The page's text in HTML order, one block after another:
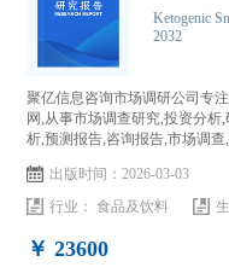
Ketogenic
2032
聚亿信息咨询市场调研公司专
网,从事市场调查研究,投资分
析,预测报告,咨询报告,市场调
出版时间：2026-03-03
行业：食品及饮料
￥ 23600